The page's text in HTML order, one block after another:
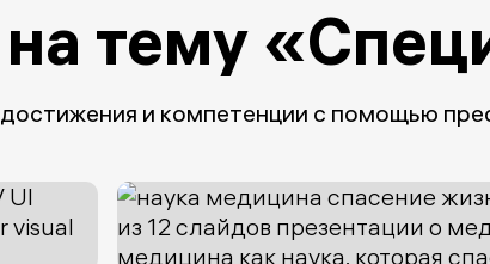
тему
и компетенции с помощью